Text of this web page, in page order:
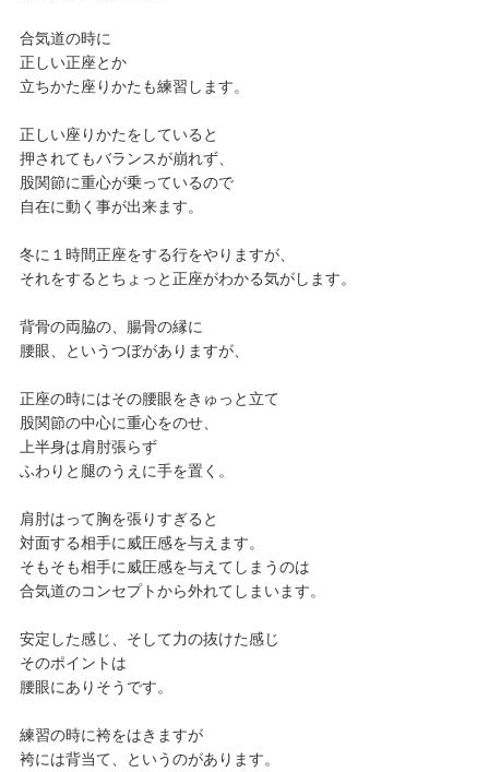
合気道の時に
正しい正座とか
立ちかた座りかたも練習します。
正しい座りかたをしていると
押されてもバランスが崩れず、
股関節に重心が乗っているので
自在に動く事が出来ます。
冬に１時間正座をする行をやりますが、
それをするとちょっと正座がわかる気がします。
背骨の両脇の、腸骨の縁に
腰眼、というつぼがありますが、
正座の時にはその腰眼をきゅっと立て
股関節の中心に重心をのせ、
上半身は肩肘張らず
ふわりと腿のうえに手を置く。
肩肘はって胸を張りすぎると
対面する相手に威圧感を与えます。
そもそも相手に威圧感を与えてしまうのは
合気道のコンセプトから外れてしまいます。
安定した感じ、そして力の抜けた感じ
そのポイントは
腰眼にありそうです。
練習の時に袴をはきますが
袴には背当て、というのがあります。